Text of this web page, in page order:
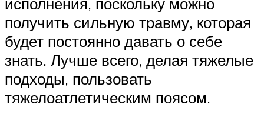
получить сильную травму, которая
будет постоянно давать о себе
знать. Лучше всего, делая тяжелые
подходы, пользовать
тяжелоатлетическим поясом.